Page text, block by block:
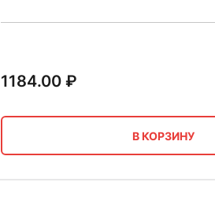
1184.00₽
В КОРЗИНУ